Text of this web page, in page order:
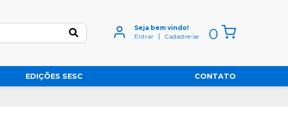
Seja bem vindo!
Entrar
Cadastre-se 0
EDIÇÕES SESC CONTATO